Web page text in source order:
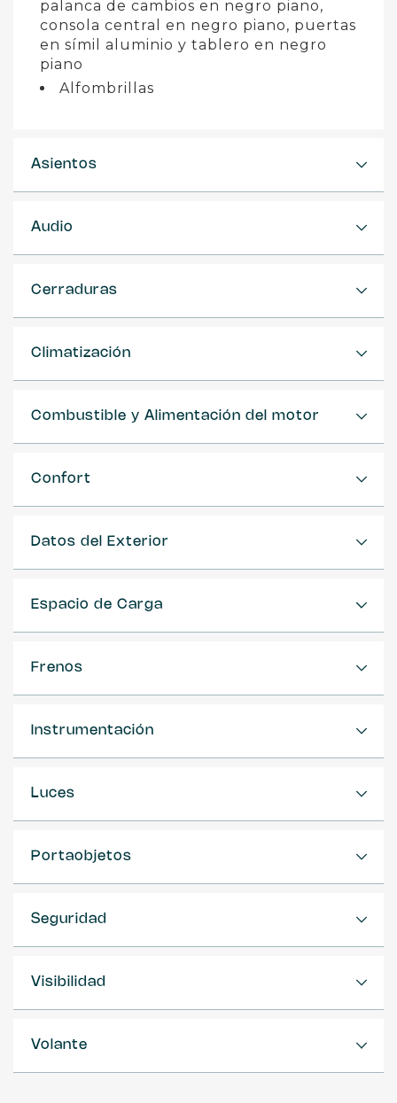
palanca de cambios en negro piano,
consola central en negro piano, puertas
en símil aluminio y tablero en negro
piano
Alfombrillas
Asientos
Audio
Cerraduras
Climatización
Combustible y Alimentación del motor
Confort
Datos del Exterior
Espacio de Carga
Frenos
Instrumentación
Luces
Portaobjetos
Seguridad
Visibilidad
Volante